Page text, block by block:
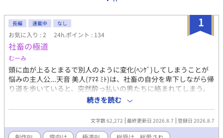
1
長編 連載中 なし
お気に入り : 2 24h.ポイント : 134
社畜の極道
むーみ
頭に血が上るとまるで別人のように変化(ﾍﾝｹﾞ)してしまうことが
悩みの主人公...天音 美人(ｱﾏﾈ ﾐﾄ)は、社畜の自分を卑下しながら帰
り道を歩いていると、突然酔っ払いの男たちに絡まれてしまう。
そんな中、恐怖を苛立ちに変えて対応し、見事に男たちを追っ払
うことに成功した彼に、誰かが声をかけてきて──！？ 社畜を極
めた人間の破天荒な道のりが、開幕する。
続きを読む
文字数 62,272 最終更新日 2026.8.7 登録日 2026.8.7